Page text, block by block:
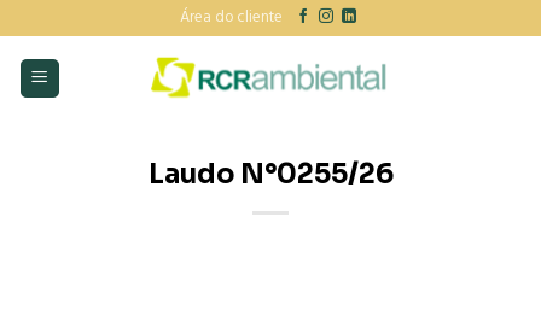
to
content
Área do cliente
Laudo N°0255/26